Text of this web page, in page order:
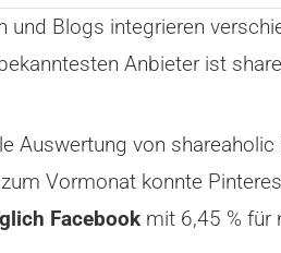
und Blogs integrieren
Anbieter ist
Auswertung von
Vormonat konnte
Facebook mit 6,45 % für